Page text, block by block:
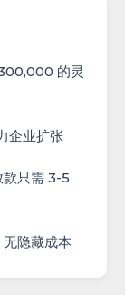
的灵
企业扩张
只需 3-5
隐藏成本